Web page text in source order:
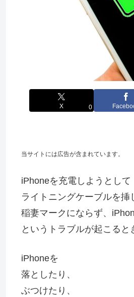
X 0
当サイトには広告が含まれています。
iPhoneを充電しようとして
ライトニングケーブルを挿
稲妻マークにならず、
というトラブルが起こると
iPhoneを
落としたり、
ぶつけたり、